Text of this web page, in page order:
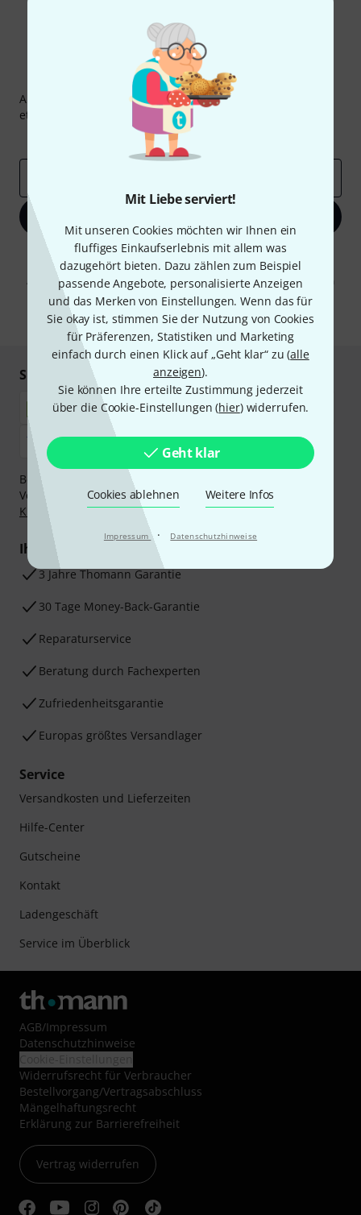
Mit Liebe serviert!
Mit unseren Cookies möchten wir Ihnen ein
fluffiges Einkaufserlebnis mit allem was
dazugehört bieten. Dazu zählen zum Beispiel
passende Angebote, personalisierte Anzeigen
und das Merken von Einstellungen. Wenn das für
Sie okay ist, stimmen Sie der Nutzung von Cookies
für Präferenzen, Statistiken und Marketing
einfach durch einen Klick auf „Geht klar“ zu (alle
anzeigen).
Sie können Ihre erteilte Zustimmung jederzeit
über die Cookie-Einstellungen (hier) widerrufen.
Geht klar
Cookies ablehnen Weitere Infos
Impressum · Datenschutzhinweise
Thomann Newsletter
Abonniere den Thomann Newsletter und gewinne mit
etwas Glück einen von
50 Gutscheinen
Inspirierende Beiträge
Deals
Mit Klick auf „Jetzt anmelden“ stimmen Sie dem Erhalt von E-Mail-
Werbung und einer Messung des E-Mail-Nutzungsverhaltens zu. Die
Abmeldung ist jederzeit möglich. Weitere Informationen finden Sie in
unseren
Datenschutzhinweisen
* Pflichtfeld
Sicher einkaufen & bezahlen
Bezahlen Sie vertraulich und sicher per Nachnahme,
Vorkasse, PayPal, Amazon Pay,
Klarna Sofort bezahlen
Klarna Ratenzahlungoder Kreditkarte.
Ihre Vorteile
3 Jahre Thomann Garantie
30 Tage Money-Back-Garantie
Reparaturservice
Beratung durch Fachexperten
Zufriedenheitsgarantie
Europas größtes Versandlager
Service
Versandkosten und Lieferzeiten
Hilfe-Center
Gutscheine
Kontakt
Ladengeschäft
Service im Überblick
AGB/Impressum
Datenschutzhinweise
Widerrufsrecht für Verbraucher
Bestellvorgang/Vertragsabschluss
Mängelhaftungsrecht
Erklärung zur Barrierefreiheit
Vertrag widerrufen